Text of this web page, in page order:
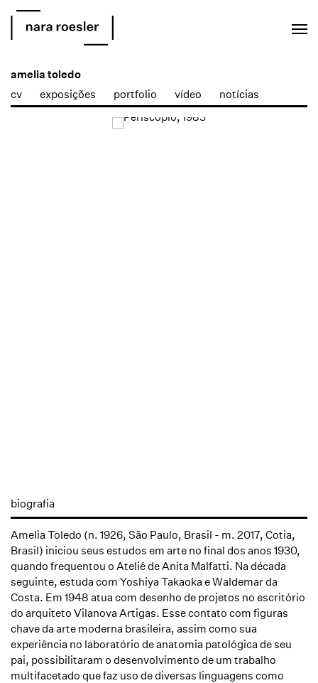
amelia toledo
cv
exposições portfolio vídeo
notícias
Open a larger version of the following image in a popup:
biografia
Amelia Toledo (n. 1926, São Paulo, Brasil - m. 2017, Cotia,
Brasil) iniciou seus estudos em arte no final dos anos 1930,
quando frequentou o Ateliê de Anita Malfatti. Na década
seguinte, estuda com Yoshiya Takaoka e Waldemar da
Costa. Em 1948 atua com desenho de projetos no escritório
do arquiteto Vilanova Artigas. Esse contato com figuras
chave da arte moderna brasileira, assim como sua
experiência no laboratório de anatomia patológica de seu
pai, possibilitaram o desenvolvimento de um trabalho
multifacetado que faz uso de diversas linguagens como